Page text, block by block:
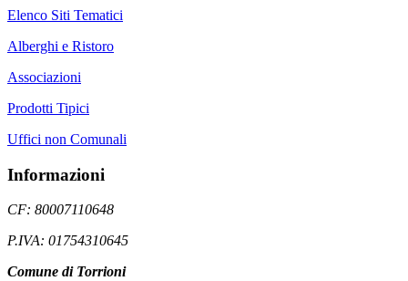
Elenco Siti Tematici
Alberghi e Ristoro
Associazioni
Prodotti Tipici
Uffici non Comunali
Informazioni
CF: 80007110648
P.IVA: 01754310645
Comune di Torrioni